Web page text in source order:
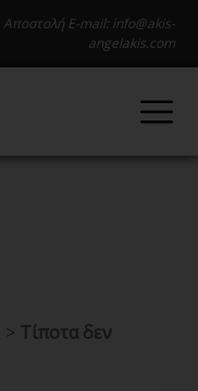
Αποστολή E-mail: info@akis-
angelakis.com
> Τίποτα δεν